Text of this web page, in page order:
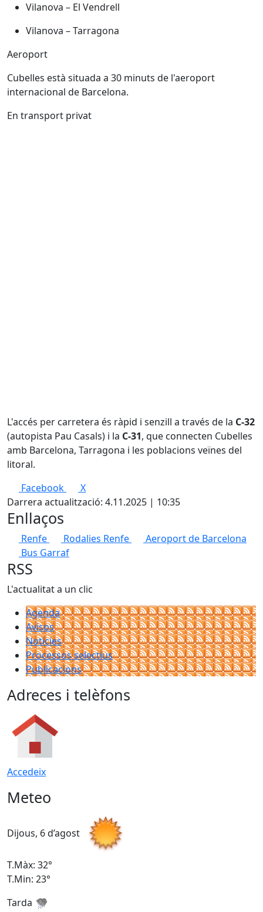
Vilanova – El Vendrell
Vilanova – Tarragona
Aeroport
Cubelles està situada a 30 minuts de l'aeroport
internacional de Barcelona.
En transport privat
L'accés per carretera és ràpid i senzill a través de la C-32
(autopista Pau Casals) i la C-31, que connecten Cubelles
amb Barcelona, Tarragona i les poblacions veïnes del
litoral.
Facebook
X
Darrera actualització: 4.11.2025 | 10:35
Enllaços
Renfe Rodalies Renfe
Aeroport de Barcelona
Bus Garraf
RSS
L'actualitat a un clic
Agenda
Avisos
Notícies
Processos selectius
Publicacions
Adreces i telèfons
Accedeix
Meteo
Dijous, 6 d’agost
T.Màx: 32°
T.Min: 23°
Tarda